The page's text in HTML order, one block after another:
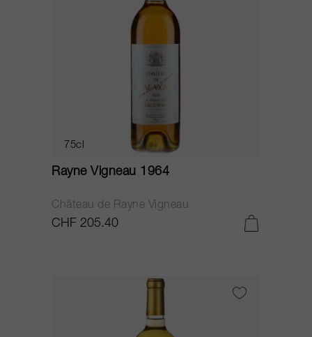
75cl
Rayne Vigneau 1964
Château de Rayne Vigneau
CHF 205.40